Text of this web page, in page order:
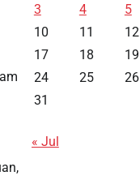
3
4 5
10
11 12
17
18 19
24
25 26
31
« Jul